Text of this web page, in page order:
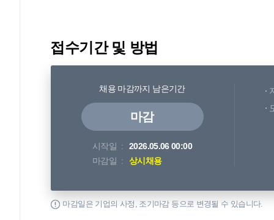
접수기간 및 방법
채용 마감까지 남은기간
마감
시작일
2026.05.06 00:00
마감일
상시채용
마감일은 기업의 사정, 조기마감 등으로 변경될 수 있습니다.